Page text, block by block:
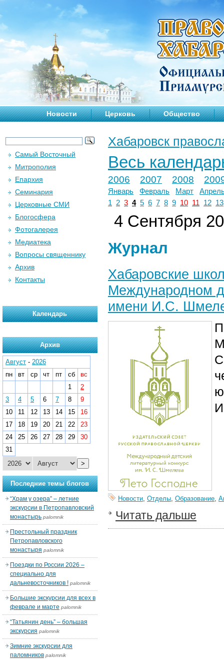
Новости Церковь Общество
Хабаровск
Весь
2006 2007 2008
Январь Февраль Март
1
2 3 4 5 6 7 8 9 10 11 12 13
4 Сентября
Журнал
Хабаровские
Международном
имени И.С.
Новости, Отделы, Образование,
Читать дальше
Самый Восточный
Митрополия
Епархия
Семинария
Церковные СМИ
Блогосфера
Фотогалерея
Медиатека
Вопросы священнику
Архив
Контакты
Календарь
Архив
Август - 2026
пн
вт ср чт пт сб
вс
1
2
3
4 5 6 7 8
9
10
11 12 13 14 15
16
17
18 19 20 21 22
23
24
25 26 27 28 29
30
31
>
Последние темы блогов
“Храм у озера” – летние
экскурсии в Петропавловский
монастырь palomnik
Престольный праздник
Петропавловского
монастыря palomnik
Поездки по России 2026 –
специально для
дальневосточников ! palomnik
Большие экскурсии для всех в
феврале и марте palomnik
“Татьянин день” – большая
экскурсия palomnik
Зимние экскурсии для
паломников palomnik